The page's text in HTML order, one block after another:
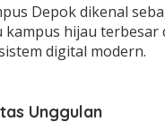
Depok dikenal
kampus hijau terbesar
digital modern.
Unggulan